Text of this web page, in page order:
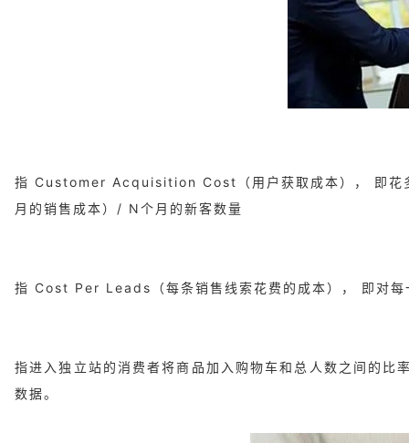
指 Customer Acquisition Cost（用户获取成本）， 即花
月的销售成本）/ N个月的新客数量
指 Cost Per Leads（每条销售线索花费的成本）， 即对每
指进入独立站的消费者将商品加入购物车和总人数之间的
数据。